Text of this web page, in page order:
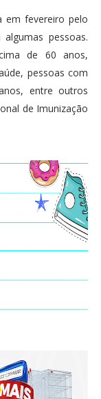
em fevereiro pelo
pessoas.
de 60 anos,
pessoas com
entre outros
de Imunização